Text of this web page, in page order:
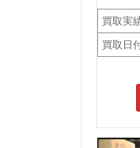
買取実
買取日